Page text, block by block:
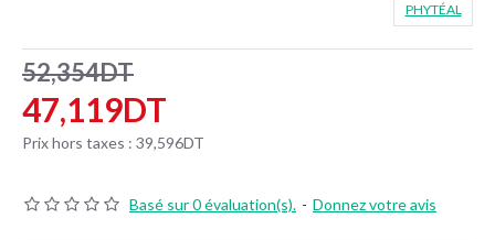
Basé sur 0 évaluation(s). - Donnez votre avis
47,119DT
52,354DT
Prix hors taxes : 39,596DT
PHYTÉAL